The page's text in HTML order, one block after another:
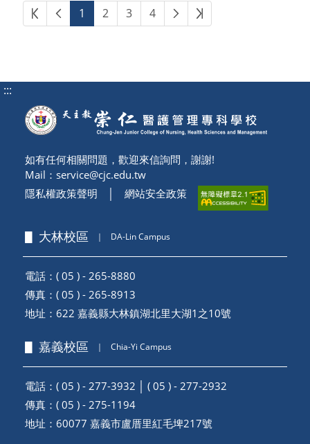
第一頁上一頁
1 2 3 4 下一頁最後頁
:::
如有任何相關問題，歡迎來信詢問，謝謝!
Mail： service@cjc.edu.tw
隱私權政策聲明
網站安全政策
▋ 大林校區 ｜ DA-Lin Campus
電話：( 05 ) - 265-8880
傳真：( 05 ) - 265-8913
地址： 622 嘉義縣大林鎮湖北里大湖1之10號
▋ 嘉義校區 ｜ Chia-Yi Campus
電話：( 05 ) - 277-3932 │ ( 05 ) - 277-2932
傳真：( 05 ) - 275-1194
地址： 60077 嘉義市盧厝里紅毛埤217號